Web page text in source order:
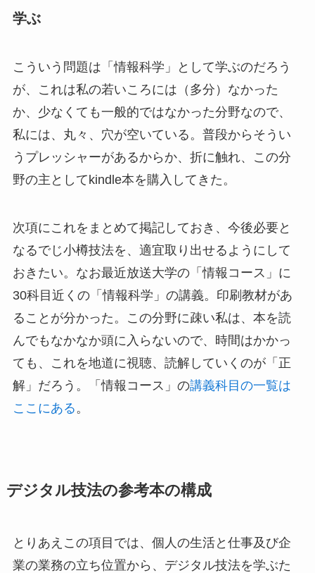
学ぶ
こういう問題は「情報科学」として学ぶのだろう
が、これは私の若いころには（多分）なかった
か、少なくても一般的ではなかった分野なので、
私には、丸々、穴が空いている。普段からそうい
うプレッシャーがあるからか、折に触れ、この分
野の主としてkindle本を購入してきた。
次項にこれをまとめて掲記しておき、今後必要と
なるでじ小樽技法を、適宜取り出せるようにして
おきたい。なお最近放送大学の「情報コース」に
30科目近くの「情報科学」の講義。印刷教材があ
ることが分かった。この分野に疎い私は、本を読
んでもなかなか頭に入らないので、時間はかかっ
ても、これを地道に視聴、読解していくのが「正
解」だろう。「情報コース」の講義科目の一覧は
ここにある 。
デジタル技法の参考本の構成
とりあえこの項目では、個人の生活と仕事及び企
業の業務の立ち位置から、デジタル技法を学ぶた